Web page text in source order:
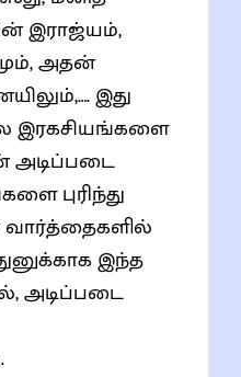
இராஜ்யம்,
அதன்
இது
இரகசியங்களை
புரிந்து
இந்த
அடிப்படை